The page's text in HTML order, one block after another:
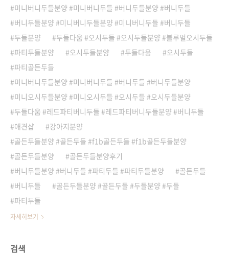
미니버니두들분양 #미니버니두들 #버니두들분양 #버니두들
버니두들분양 #미니버니두들분양 #미니버니두들 #버니두들
두들분양
두들다움 #오시두들 #오시두들분양 #블루멀오시두들
파티두들분양
오시두들분양 두들다움
오시두들
파티골든두들
미니버니두들분양 #미니버니두들 #버니두들 #버니두들분양
미니오시두들분양 #미니오시두들 #오시두들 #오시두들분양
두들다움 #레드파티버니두들 #레드파티버니두들분양 #버니두들
애견샵
강아지분양
골든두들분양 #골든두들 #f1b골든두들 #f1b골든두들분양
골든두들분양
골든두들분양후기
버니두들분양 #버니두들 #파티두들 #파티두들분양
골든두들
버니두들
골든두들분양 #골든두들 #두들분양 #두들
파티두들
자세히보기
검색